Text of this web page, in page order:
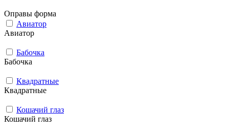
Оправы форма
Авиатор
Авиатор
Бабочка
Бабочка
Квадратные
Квадратные
Кошачий глаз
Кошачий глаз